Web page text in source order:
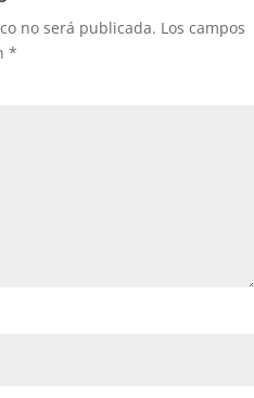
no será publicada. Los campos
*